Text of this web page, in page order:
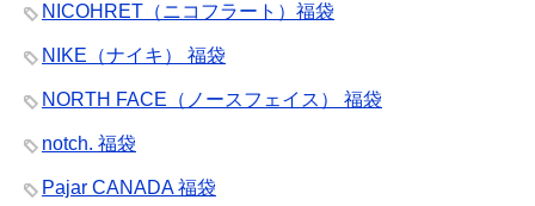
NICOHRET（ニコフラート）福袋
NIKE（ナイキ） 福袋
NORTH FACE（ノースフェイス） 福袋
notch. 福袋
Pajar CANADA 福袋